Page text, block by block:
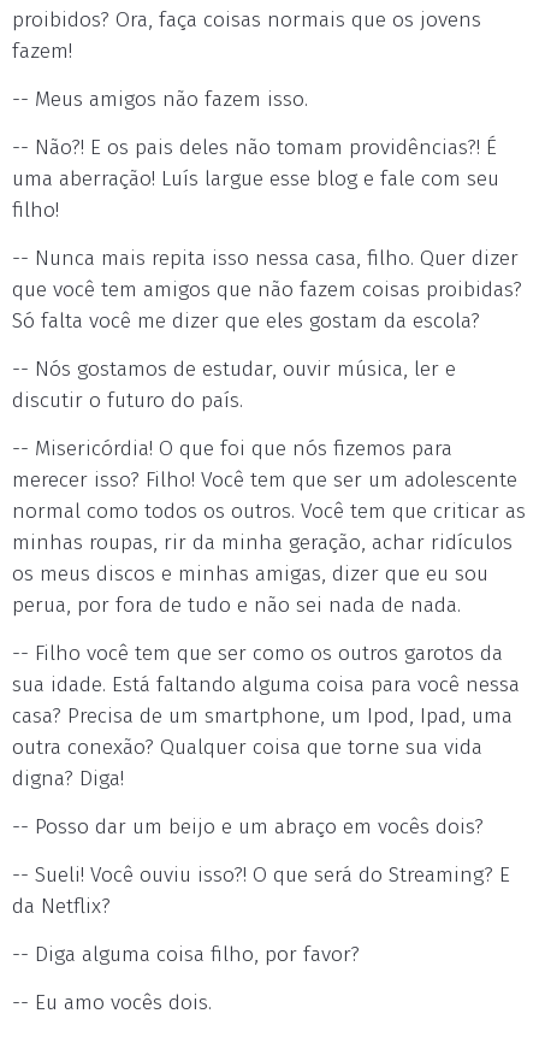
proibidos? Ora, faça coisas normais que os jovens
fazem!
-- Meus amigos não fazem isso.
-- Não?! E os pais deles não tomam providências?! É
uma aberração! Luís largue esse blog e fale com seu
filho!
-- Nunca mais repita isso nessa casa, filho. Quer dizer
que você tem amigos que não fazem coisas proibidas?
Só falta você me dizer que eles gostam da escola?
-- Nós gostamos de estudar, ouvir música, ler e
discutir o futuro do país.
-- Misericórdia! O que foi que nós fizemos para
merecer isso? Filho! Você tem que ser um adolescente
normal como todos os outros. Você tem que criticar as
minhas roupas, rir da minha geração, achar ridículos
os meus discos e minhas amigas, dizer que eu sou
perua, por fora de tudo e não sei nada de nada.
-- Filho você tem que ser como os outros garotos da
sua idade. Está faltando alguma coisa para você nessa
casa? Precisa de um smartphone, um Ipod, Ipad, uma
outra conexão? Qualquer coisa que torne sua vida
digna? Diga!
-- Posso dar um beijo e um abraço em vocês dois?
-- Sueli! Você ouviu isso?! O que será do Streaming? E
da Netflix?
-- Diga alguma coisa filho, por favor?
-- Eu amo vocês dois.